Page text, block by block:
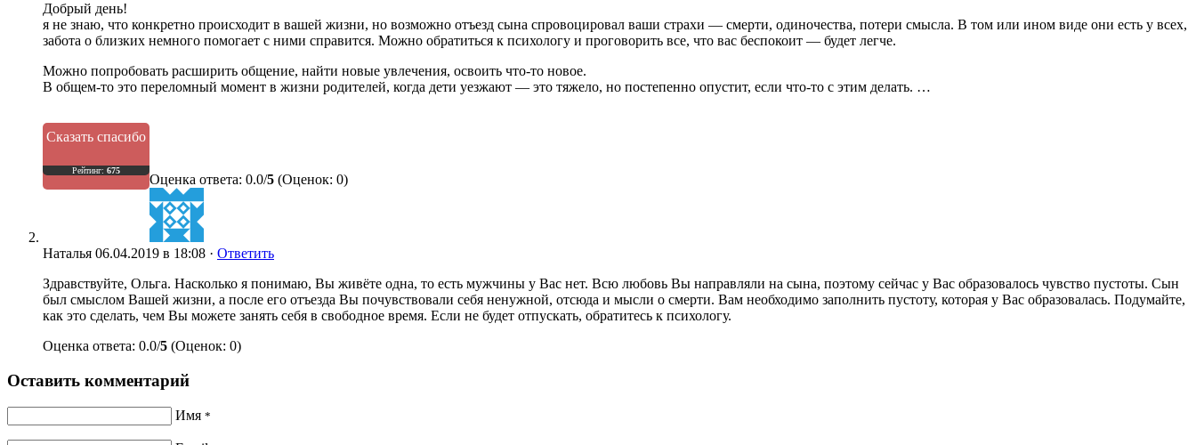
Добрый день!
я не знаю, что конкретно происходит в вашей жизни, но возможно отъезд сына спровоцировал ваши страхи — смерти, одиночества, потери смысла. В том или ином виде они есть у всех,
забота о близких немного помогает с ними справится. Можно обратиться к психологу и проговорить все, что вас беспокоит — будет легче.
Можно попробовать расширить общение, найти новые увлечения, освоить что-то новое.
В общем-то это переломный момент в жизни родителей, когда дети уезжают — это тяжело, но постепенно опустит, если что-то с этим делать. …
Сказать спасибо
Рейтинг: 675
Оценка ответа: 0.0/5 (Оценок: 0)
Наталья 06.04.2019 в 18:08 · Ответить
Здравствуйте, Ольга. Насколько я понимаю, Вы живёте одна, то есть мужчины у Вас нет. Всю любовь Вы направляли на сына, поэтому сейчас у Вас образовалось чувство пустоты. Сын
был смыслом Вашей жизни, а после его отъезда Вы почувствовали себя ненужной, отсюда и мысли о смерти. Вам необходимо заполнить пустоту, которая у Вас образовалась. Подумайте,
как это сделать, чем Вы можете занять себя в свободное время. Если не будет отпускать, обратитесь к психологу.
Оценка ответа: 0.0/5 (Оценок: 0)
Оставить комментарий
Имя *